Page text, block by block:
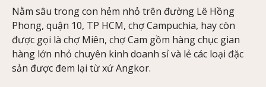
Nằm sâu trong con hẻm nhỏ trên đường Lê Hồng
Phong, quận 10, TP HCM, chợ Campuchia, hay còn
được gọi là chợ Miên, chợ Cam gồm hàng chục gian
hàng lớn nhỏ chuyên kinh doanh sỉ và lẻ các loại đặc
sản được đem lại từ xứ Angkor.